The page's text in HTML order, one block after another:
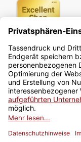
Newsletter